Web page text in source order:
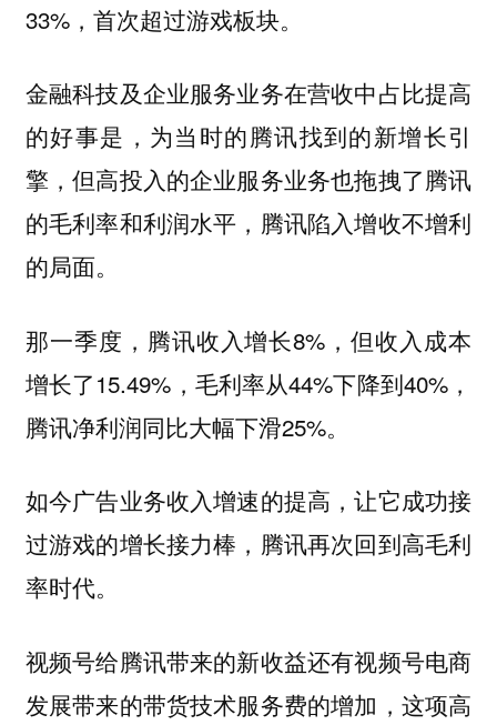
33%，首次超过游戏板块。
金融科技及企业服务业务在营收中占比提高
的好事是，为当时的腾讯找到的新增长引
擎，但高投入的企业服务业务也拖拽了腾讯
的毛利率和利润水平，腾讯陷入增收不增利
的局面。
那一季度，腾讯收入增长8%，但收入成本
增长了15.49%，毛利率从44%下降到40%，
腾讯净利润同比大幅下滑25%。
如今广告业务收入增速的提高，让它成功接
过游戏的增长接力棒，腾讯再次回到高毛利
率时代。
视频号给腾讯带来的新收益还有视频号电商
发展带来的带货技术服务费的增加，这项高